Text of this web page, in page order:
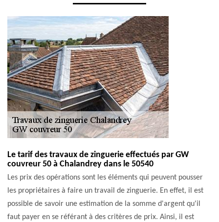
Le tarif des travaux de zinguerie effectués par GW
couvreur 50 à Chalandrey dans le 50540
Les prix des opérations sont les éléments qui peuvent pousser
les propriétaires à faire un travail de zinguerie. En effet, il est
possible de savoir une estimation de la somme d'argent qu'il
faut payer en se référant à des critères de prix. Ainsi, il est